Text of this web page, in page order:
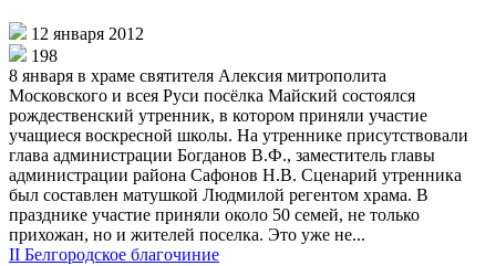
12 января 2012
198
8 января в храме святителя Алексия митрополита
Московского и всея Руси посёлка Майский состоялся
рождественский утренник, в котором приняли участие
учащиеся воскресной школы. На утреннике присутствовали
глава администрации Богданов В.Ф., заместитель главы
администрации района Сафонов Н.В. Сценарий утренника
был составлен матушкой Людмилой регентом храма. В
празднике участие приняли около 50 семей, не только
прихожан, но и жителей поселка. Это уже не...
II Белгородское благочиние